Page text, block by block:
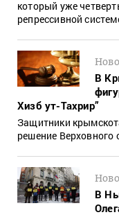
который уже
репрессивной
В
Хизб ут-Тахрир”
Защитники
решение
В